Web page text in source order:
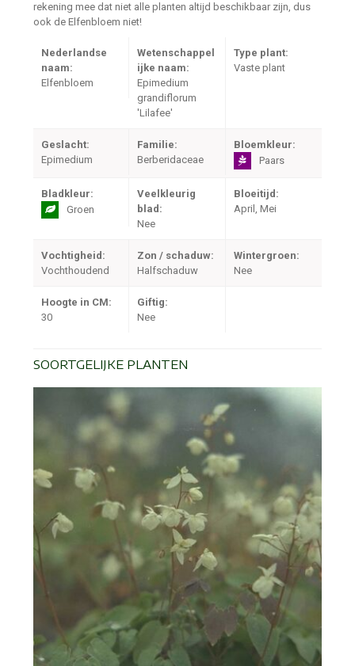
rekening mee dat niet alle planten altijd beschikbaar zijn, dus
ook de Elfenbloem niet!
Nederlandse
naam:
Elfenbloem
Wetenschappel
ijke naam:
Epimedium
grandiflorum
'Lilafee'
Type plant:
Vaste plant
Geslacht:
Epimedium
Familie:
Berberidaceae
Bloemkleur:
Paars
Bladkleur:
Groen
Veelkleurig
blad:
Nee
Bloeitijd:
April, Mei
Vochtigheid:
Vochthoudend
Zon / schaduw:
Halfschaduw
Wintergroen:
Nee
Hoogte in CM:
30
Giftig:
Nee
SOORTGELIJKE PLANTEN